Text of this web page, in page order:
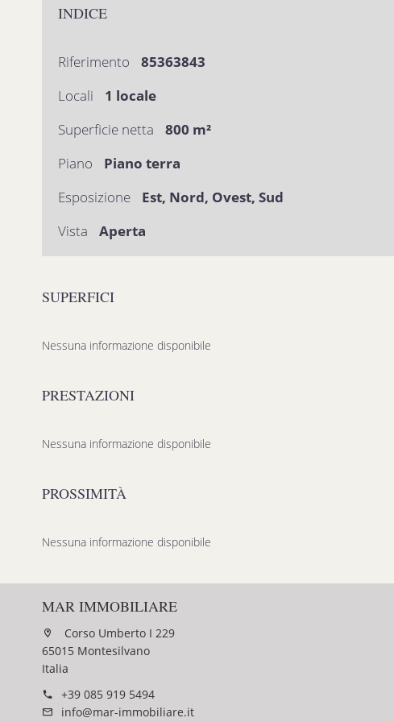
INDICE
Riferimento
85363843
Locali
1 locale
Superficie netta
800 m²
Piano
Piano terra
Esposizione
Est, Nord, Ovest, Sud
Vista
Aperta
SUPERFICI
Nessuna informazione disponibile
PRESTAZIONI
Nessuna informazione disponibile
PROSSIMITÀ
Nessuna informazione disponibile
MAR IMMOBILIARE
Corso Umberto I 229
65015 Montesilvano
Italia
+39 085 919 5494
info@mar-immobiliare.it